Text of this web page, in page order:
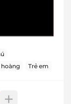
hoàng Trẻ em